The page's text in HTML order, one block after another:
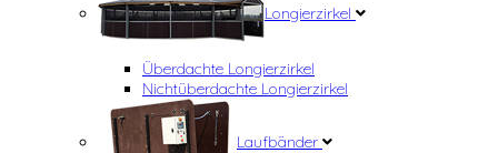
Longierzirkel
Überdachte Longierzirkel
Nichtüberdachte Longierzirkel
Laufbänder